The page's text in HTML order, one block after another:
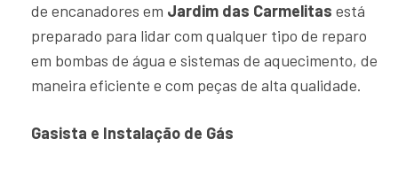
de encanadores em Jardim das Carmelitas está
preparado para lidar com qualquer tipo de reparo
em bombas de água e sistemas de aquecimento, de
maneira eficiente e com peças de alta qualidade.
Gasista e Instalação de Gás